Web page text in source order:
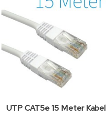
UTP CAT5e 15 Meter Kabel